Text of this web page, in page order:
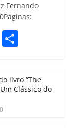
Fernando
C
p
Li
m
p
livro “The
Clássico do
0